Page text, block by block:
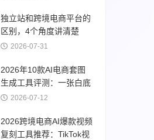
独立站和跨境电商平台的
区别，4个角度讲清楚
2026-07-31
2026年10款AI电商套图
生成工具评测：一张白底
图出全套素材
2026-07-12
2026跨境电商AI爆款视频
复刻工具推荐：TikTok视